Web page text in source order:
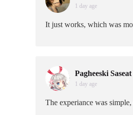
1 day age
It just works, which was
Pagheeski Saseat
1 day age
The experiance was